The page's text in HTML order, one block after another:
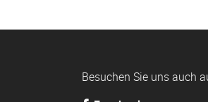
Besuchen Sie uns auch